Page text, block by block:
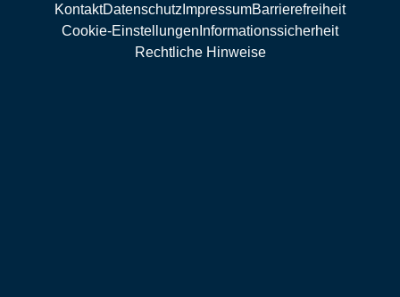
KontaktDatenschutz ImpressumBarrierefreiheit
Cookie-Einstellungen Informationssicherheit
Rechtliche Hinweise